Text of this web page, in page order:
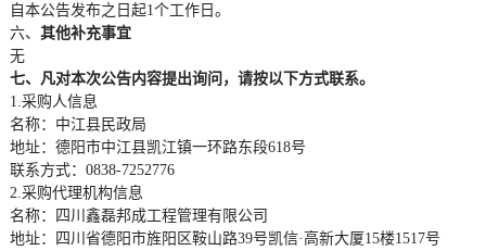
自本公告发布之日起1个工作日。
六、 其他补充事宜
无
七、凡对本次公告内容提出询问，请按以下方式联系。
1.采购人信息
名称：中江县民政局
地址：德阳市中江县凯江镇一环路东段618号
联系方式： 0838-7252776
2. 采购代理机构信息
名称：四川鑫磊邦成工程管理有限公司
地址：四川省德阳市旌阳区鞍山路39号凯信·高新大厦15楼1517号